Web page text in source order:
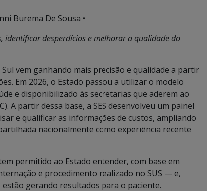
Burema De Sousa •
identificar desperdícios e melhorar a qualidade do
vem ganhando mais precisão e qualidade a partir
Em 2026, o Estado passou a utilizar o modelo
e disponibilizado às secretarias que aderem ao
A partir dessa base, a SES desenvolveu um painel
e qualificar as informações de custos, ampliando
nacionalmente como experiência recente
permitido ao Estado entender, com base em
e procedimento realizado no SUS — e,
gerando resultados para o paciente.